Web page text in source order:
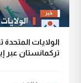
الولايات
تركمانستان عبر